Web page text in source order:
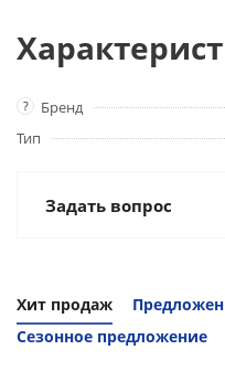
? Бренд
Тип
Задать вопрос
Хит продаж
Сезонное предложение